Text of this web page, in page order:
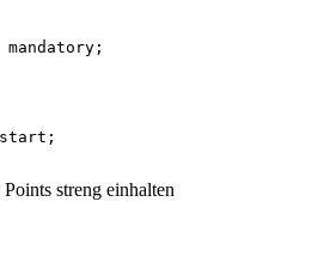
mandatory ;
start ;
streng einhalten